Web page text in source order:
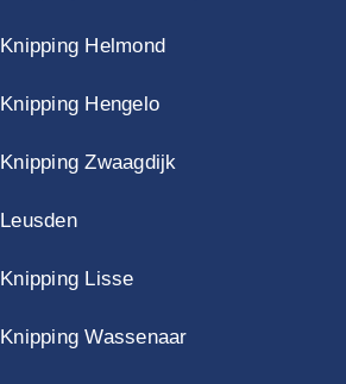
Knipping Helmond
Knipping Hengelo
Knipping Zwaagdijk
Leusden
Knipping Lisse
Knipping Wassenaar